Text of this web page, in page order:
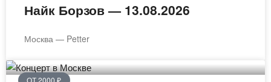
Найк Борзов — 13.08.2026
Москва — Petter